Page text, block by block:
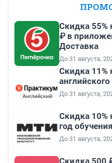
Скидка 55%
₽ в
Доставка
До 31 августа,
Скидка 11%
английского
До 31 августа,
Скидка
год обучения
До 31 августа,
Скидка 500